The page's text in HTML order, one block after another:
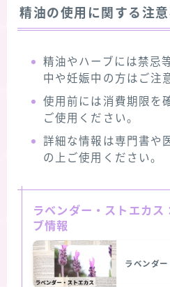
精油の使用に関する注
精油やハーブには禁忌
中や妊娠中の方はご注
使用前には消費期限を
ご使用ください。
詳細な情報は専門書や
の上ご使用ください。
ラベンダー・ストエカス
ブ情報
ラベンダ